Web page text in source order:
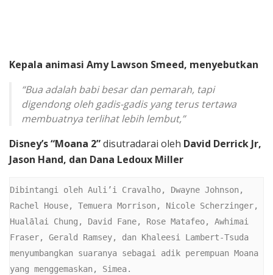
Kepala animasi Amy Lawson Smeed, menyebutkan
“Bua adalah babi besar dan pemarah, tapi
digendong oleh gadis-gadis yang terus tertawa
membuatnya terlihat lebih lembut,”
Disney’s “Moana 2”disutradarai oleh David Derrick Jr,
Jason Hand, dan Dana Ledoux Miller
Dibintangi oleh Auli’i Cravalho, Dwayne Johnson,
Rachel House, Temuera Morrison, Nicole Scherzinger,
Hualālai Chung, David Fane, Rose Matafeo, Awhimai
Fraser, Gerald Ramsey, dan Khaleesi Lambert-Tsuda
menyumbangkan suaranya sebagai adik perempuan Moana
yang menggemaskan, Simea.